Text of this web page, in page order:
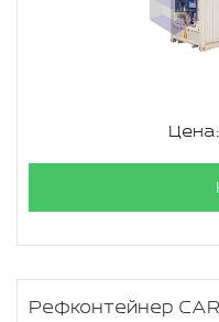
Рефконтейнер